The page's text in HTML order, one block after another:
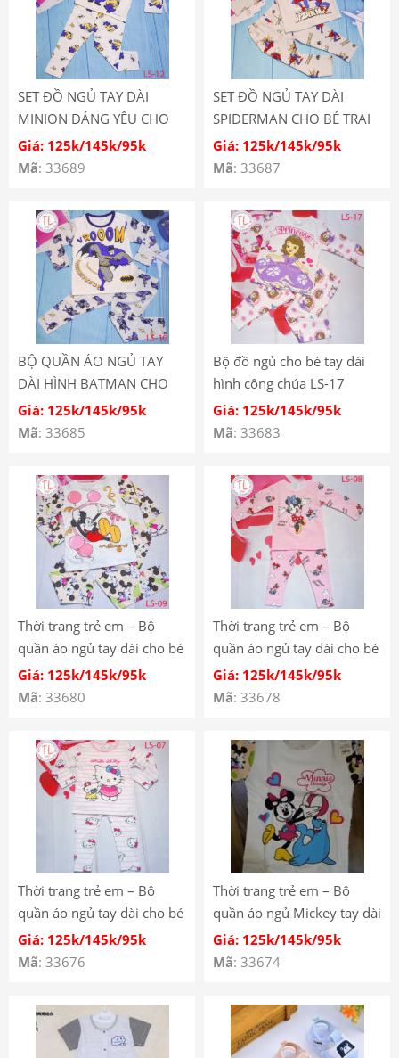
SET ĐỒ NGỦ TAY DÀI
MINION ĐÁNG YÊU CHO
BÉ LS-12
Giá: 125k/145k/95k
Mã: 33689
SET ĐỒ NGỦ TAY DÀI
SPIDERMAN CHO BÉ TRAI
LS-11
Giá: 125k/145k/95k
Mã: 33687
BỘ QUẦN ÁO NGỦ TAY
DÀI HÌNH BATMAN CHO
BÉ LS-10
Giá: 125k/145k/95k
Mã: 33685
Bộ đồ ngủ cho bé tay dài
hình công chúa LS-17
Giá: 125k/145k/95k
Mã: 33683
Thời trang trẻ em – Bộ
quần áo ngủ tay dài cho bé
– Quần áo bé trai – Bộ bé
trai – Quần áo bé gái – Bộ
Giá: 125k/145k/95k
Mã: 33680
Thời trang trẻ em – Bộ
quần áo ngủ tay dài cho bé
– Quần áo bé trai – Bộ bé
trai – Quần áo bé gái – Bộ
Giá: 125k/145k/95k
Mã: 33678
Thời trang trẻ em – Bộ
quần áo ngủ tay dài cho bé
– Quần áo bé trai – Bộ bé
trai – Quần áo bé gái – Bộ
Giá: 125k/145k/95k
Mã: 33676
Thời trang trẻ em – Bộ
quần áo ngủ Mickey tay dài
cho bé – Quần áo bé trai –
Bộ bé trai – Quần áo bé gái
Giá: 125k/145k/95k
Mã: 33674